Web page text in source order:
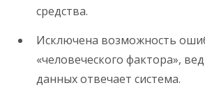
средства.
Исключена возможность
«человеческого фактора»,
данных отвечает система.